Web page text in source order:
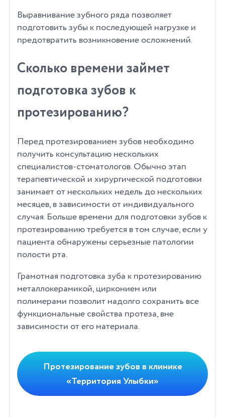
Выравнивание зубного ряда позволяет
подготовить зубы к последующей нагрузке и
предотвратить возникновение осложнений.
Сколько времени займет
подготовка зубов к
протезированию?
Перед протезированием зубов необходимо
получить консультацию нескольких
специалистов-стоматологов. Обычно этап
терапевтической и хирургической подготовки
занимает от нескольких недель до нескольких
месяцев, в зависимости от индивидуального
случая. Больше времени для подготовки зубов к
протезированию требуется в том случае, если у
пациента обнаружены серьезные патологии
полости рта.
Грамотная подготовка зуба к протезированию
металлокерамикой, цирконием или
полимерами позволит надолго сохранить все
функциональные свойства протеза, вне
зависимости от его материала.
Протезирование зубов в клинике
«Территория Улыбки»